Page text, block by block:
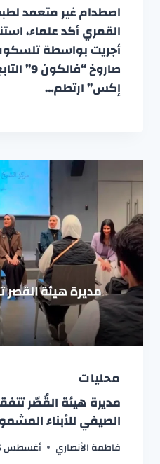
اصطدام غير متعمد
القمري أكد علماء،
أجريت بواسطة
صاروخ
إكس” ارتطم…
محليات
مديرة هيئة القُصّر
الصيفي للأبناء
فاطمة الأنصاري أغسطس 6, 2026